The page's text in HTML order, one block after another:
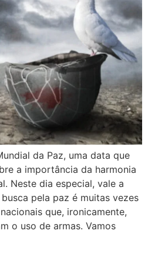
da Paz, uma data que
a importância da harmonia
Neste dia especial, vale a
pela paz é muitas vezes
que, ironicamente,
o uso de armas. Vamos